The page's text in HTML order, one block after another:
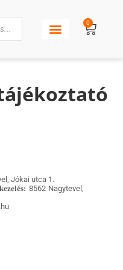
0
Jókai utca 1.
8562 Nagytevel,